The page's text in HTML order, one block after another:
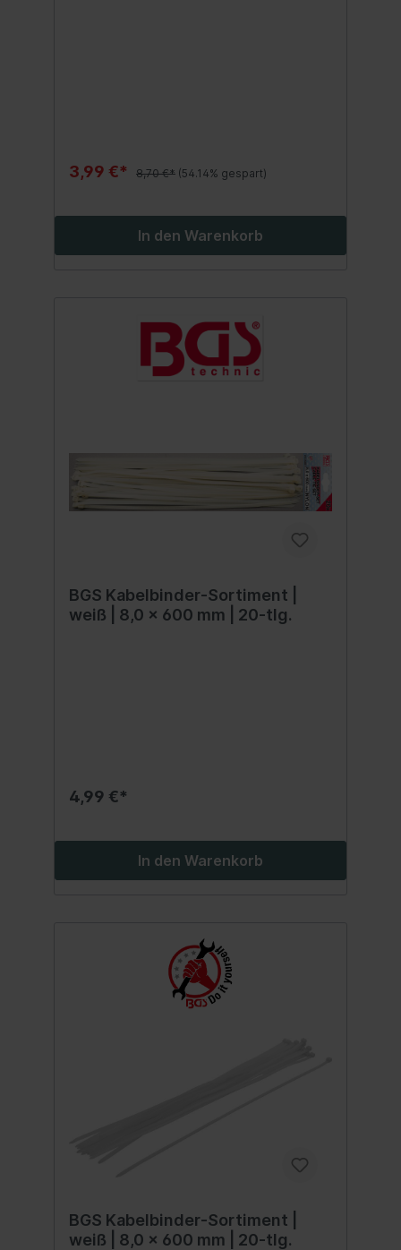
3,99 €* 8,70 €* (54.14% gespart)
In den Warenkorb
BGS Kabelbinder-Sortiment |
weiß | 8,0 x 600 mm | 20-tlg.
4,99 €*
In den Warenkorb
BGS Kabelbinder-Sortiment |
weiß | 8,0 x 600 mm | 20-tlg.